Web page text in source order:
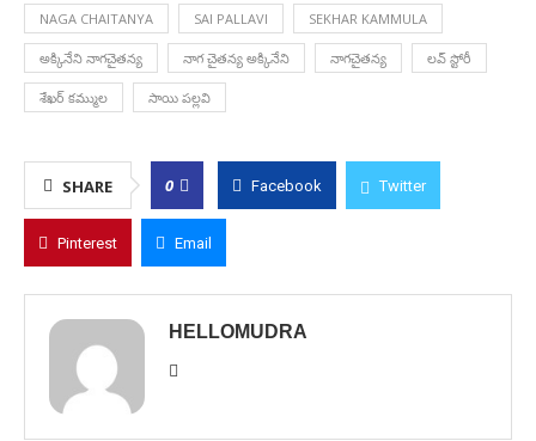
NAGA CHAITANYA SAI PALLAVI SEKHAR KAMMULA
అక్కినేని నాగచైతన్య నాగ చైతన్య అక్కినేని నాగచైతన్య లవ్ స్టోరీ
శేఖర్ కమ్ముల సాయి పల్లవి
SHARE 0 Facebook Twitter
Pinterest Email
HELLOMUDRA